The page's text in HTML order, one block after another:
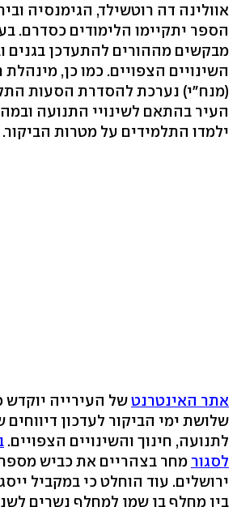
אוולינה דה רוטשילד, הגימנסיה
הספר יתקיימו הלימודים כסדרם.
מבקשים מההורים להתעדכן בגנים
השינויים הצפויים. כמו כן, מינהלת
(מנח"י) נערכת להסדרת הסעות
העיר בהתאם לשינויי התנועה
ילמדו התלמידים על מטרות הביקור.
אתר האינטרנטשל העירייה יוקדש
שלושת ימי הביקור לעדכון דיווחים
לתנועה, חינוך והשינויים הצפויים.
לסגור
בין מחלף בן שמן למחלף נשרים